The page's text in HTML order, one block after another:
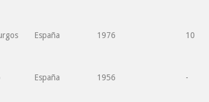
España 1976 10
España 1956 -